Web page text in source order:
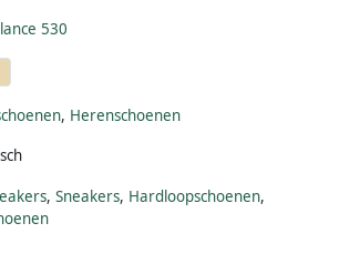
530
, Herenschoenen
, Sneakers, Hardloopschoenen,